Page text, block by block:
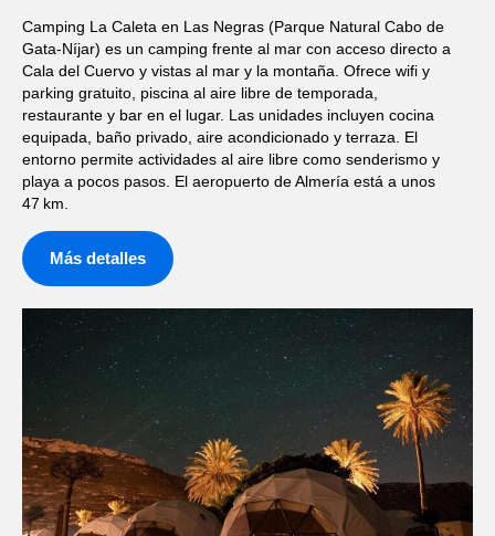
Camping La Caleta en Las Negras (Parque Natural Cabo de
Gata‑Níjar) es un camping frente al mar con acceso directo a
Cala del Cuervo y vistas al mar y la montaña. Ofrece wifi y
parking gratuito, piscina al aire libre de temporada,
restaurante y bar en el lugar. Las unidades incluyen cocina
equipada, baño privado, aire acondicionado y terraza. El
entorno permite actividades al aire libre como senderismo y
playa a pocos pasos. El aeropuerto de Almería está a unos
47 km.
Más detalles